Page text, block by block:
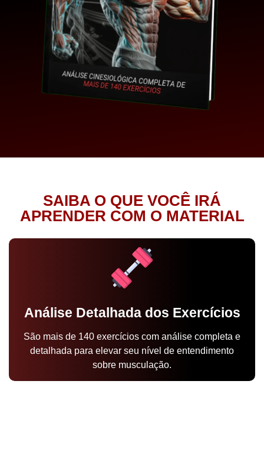
SAIBA O QUE VOCÊ IRÁ
APRENDER COM O MATERIAL
Análise Detalhada dos Exercícios
São mais de 140 exercícios com análise completa e
detalhada para elevar seu nível de entendimento
sobre musculação.